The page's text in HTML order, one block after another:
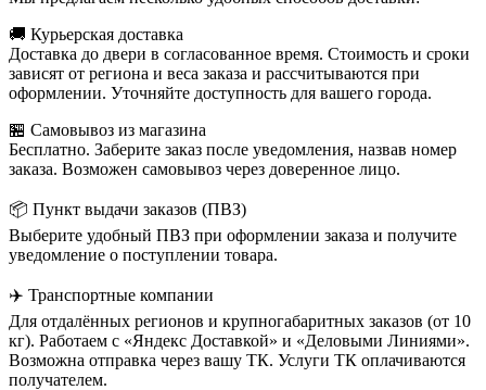
🚚 Курьерская доставка
Доставка до двери в согласованное время. Стоимость и сроки
зависят от региона и веса заказа и рассчитываются при
оформлении. Уточняйте доступность для вашего города.
🏪 Самовывоз из магазина
Бесплатно. Заберите заказ после уведомления, назвав номер
заказа. Возможен самовывоз через доверенное лицо.
📦 Пункт выдачи заказов (ПВЗ)
Выберите удобный ПВЗ при оформлении заказа и получите
уведомление о поступлении товара.
✈️ Транспортные компании
Для отдалённых регионов и крупногабаритных заказов (от 10
кг). Работаем с «Яндекс Доставкой» и «Деловыми Линиями».
Возможна отправка через вашу ТК. Услуги ТК оплачиваются
получателем.